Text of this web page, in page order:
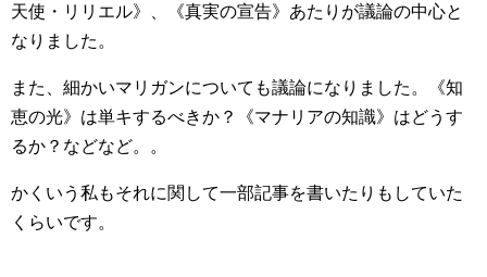
天使・リリエル》、《真実の宣告》あたりが議論の中心と
なりました。
また、細かいマリガンについても議論になりました。《知
恵の光》は単キするべきか？《マナリアの知識》はどうす
るか？などなど。。
かくいう私もそれに関して一部記事を書いたりもしていた
くらいです。